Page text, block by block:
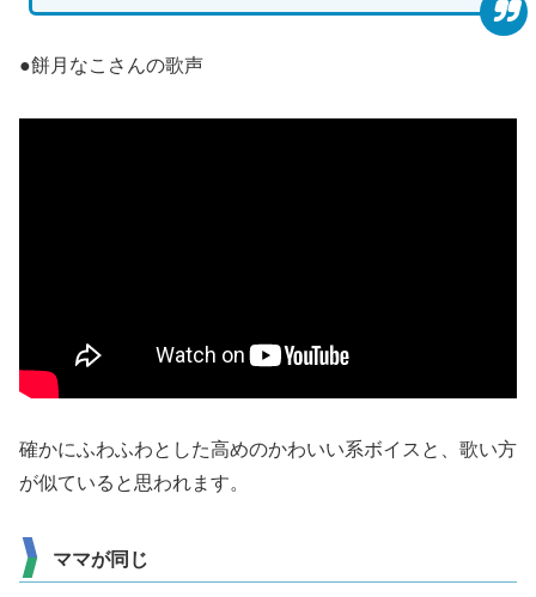
●餅月なこさんの歌声
確かにふわふわとした高めのかわいい系ボイスと、歌い方
が似ていると思われます。
ママが同じ